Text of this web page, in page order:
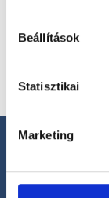
Beállítások
Statisztikai
Marketing